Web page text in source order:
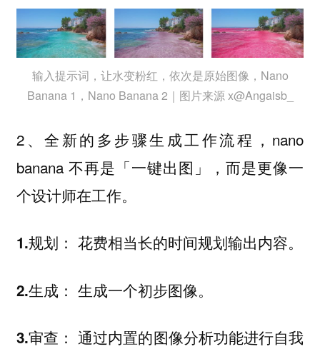
输入提示词，让水变粉红，依次是原始图像，Nano
Banana 1，Nano Banana 2｜图片来源 x@Angaisb_
2、全新的多步骤生成工作流程 ，nano
banana 不再是「一键出图」，而是更像一
个设计师在工作。
1.规划： 花费相当长的时间规划输出内容。
2.生成： 生成一个初步图像。
3.审查： 通过内置的图像分析功能进行自我